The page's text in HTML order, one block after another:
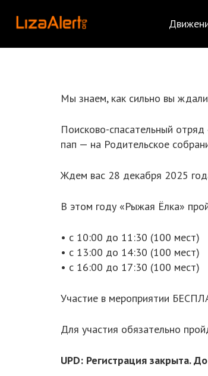
Мы знаем, как сильно вы
Поисково-спасательный
пап — на Родительское
Ждем вас 28 декабря 2025
В этом году «Рыжая Ёлка»
• с 10:00 до 11:30 (100 мест)
• с 13:00 до 14:30 (100 мест)
• с 16:00 до 17:30 (100 мест)
Участие в мероприятии
Для участия обязательно
UPD: Регистрация закрыта.